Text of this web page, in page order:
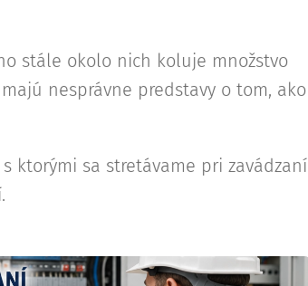
stále okolo nich koluje množstvo
nesprávne predstavy o tom, ako
s ktorými sa stretávame pri zavádzaní